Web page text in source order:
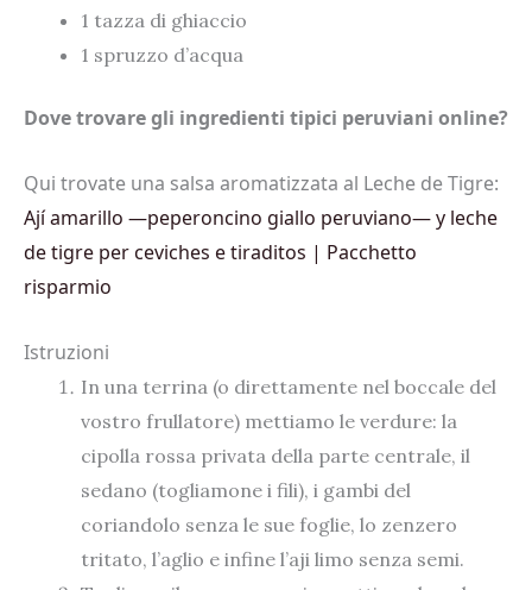
1 tazza di ghiaccio
1 spruzzo d’acqua
Dove trovare gli ingredienti tipici peruviani online?
Qui trovate una salsa aromatizzata al Leche de Tigre:
Ají amarillo —peperoncino giallo peruviano— y leche
de tigre per ceviches e tiraditos | Pacchetto
risparmio
Istruzioni
In una terrina (o direttamente nel boccale del
vostro frullatore) mettiamo le verdure: la
cipolla rossa privata della parte centrale, il
sedano (togliamone i fili), i gambi del
coriandolo senza le sue foglie, lo zenzero
tritato, l’aglio e infine l’aji limo senza semi.